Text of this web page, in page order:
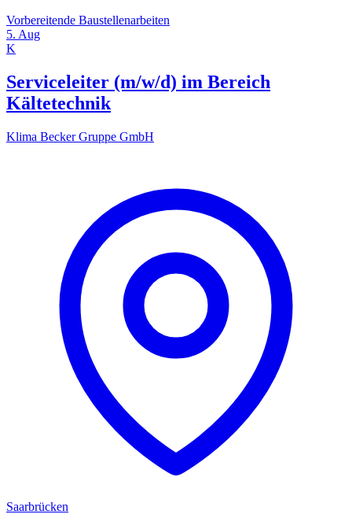
Vorbereitende Baustellenarbeiten
5. Aug
K
Serviceleiter (m/w/d) im Bereich
Kältetechnik
Klima Becker Gruppe GmbH
Saarbrücken